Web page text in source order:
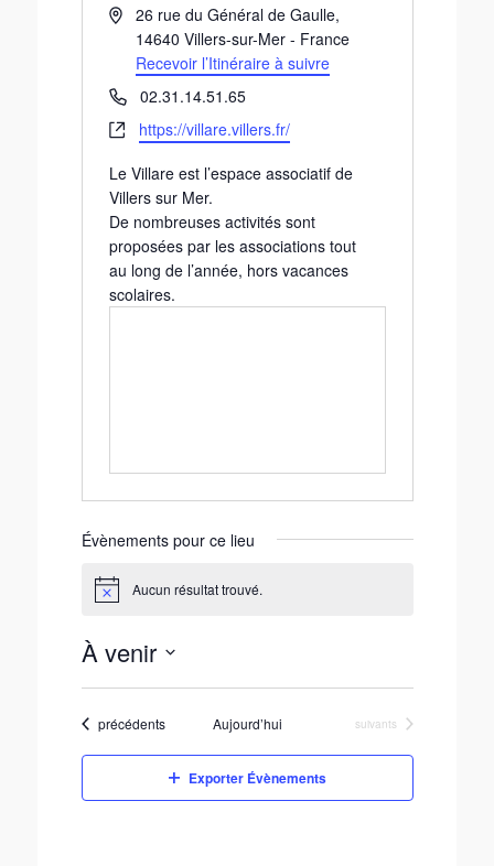
A
e
s
s
26 rue du Général de Gaulle,
14640 Villers-sur-Mer - France
Recevoir l’Itinéraire à suivre
T
é
l
é
p
h
o
n
e
02.31.14.51.65
S
t
e
w
e
b
https://villare.villers.fr/
Le Villare est l’espace associatif de
Villers sur Mer.
De nombreuses activités sont
proposées par les associations tout
au long de l’année, hors vacances
scolaires.
Évènements pour ce lieu
N
i
c
e
Aucun résultat trouvé.
À venir
l
e
t
Évènements
précédents Aujourd’hui Évènements
suivants
Exporter Évènements